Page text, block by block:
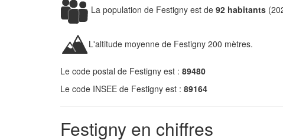
La population de Festigny est de 92 habitants
L'altitude moyenne de Festigny 200 mètres.
Le code postal de Festigny est : 89480
Le code INSEE de Festigny est : 89164
Festigny en chiffres